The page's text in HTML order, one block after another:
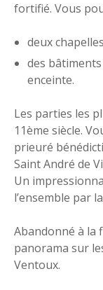
fortifié. Vous
deux
des
enceinte.
Les parties les
11ème siècle.
prieuré
Saint André de
Un
l’ensemble par
Abandonné à la
panorama sur
Ventoux.